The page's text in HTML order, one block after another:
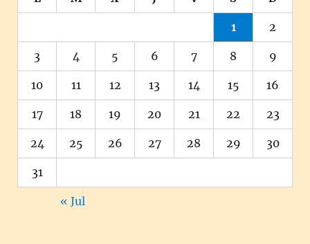
1 2
3 4 5 6 7 8 9
10 11 12 13 14 15 16
17 18 19 20 21 22 23
24 25 26 27 28 29 30
31
« Jul